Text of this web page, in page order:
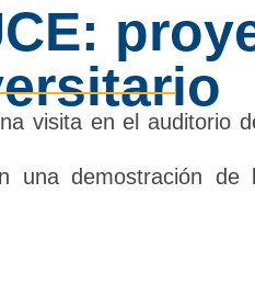
visita en el auditorio
demostración de